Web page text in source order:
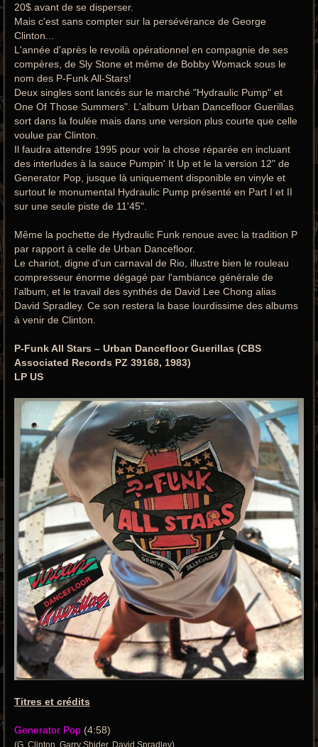
20$ avant de se disperser.
Mais c'est sans compter sur la persévérance de George
Clinton...
L'année d'après le revoilà opérationnel en compagnie de ses
compères, de Sly Stone et même de Bobby Womack sous le
nom des P-Funk All-Stars!
Deux singles sont lancés sur le marché "Hydraulic Pump" et
One Of Those Summers". L'album Urban Dancefloor Guerillas
sort dans la foulée mais dans une version plus courte que celle
voulue par Clinton.
Il faudra attendre 1995 pour voir la chose réparée en incluant
des interludes à la sauce Pumpin' It Up et le la version 12" de
Generator Pop, jusque là uniquement disponible en vinyle et
surtout le monumental Hydraulic Pump présenté en Part I et II
sur une seule piste de 11'45".
Même la pochette de Hydraulic Funk renoue avec la tradition P
par rapport à celle de Urban Dancefloor.
Le chariot, digne d'un carnaval de Rio, illustre bien le rouleau
compresseur énorme dégagé par l'ambiance générale de
l'album, et le travail des synthés de David Lee Chong alias
David Spradley. Ce son restera la base lourdissime des albums
à venir de Clinton.
P-Funk All Stars ‎– Urban Dancefloor Guerillas (CBS
Associated Records PZ 39168, 1983)
LP US
Titres et crédits
Generator Pop (4:58)
(G. Clinton, Garry Shider, David Spradley)